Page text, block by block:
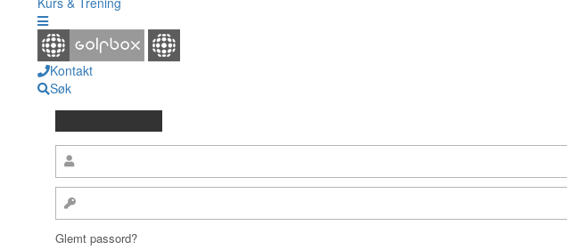
Kontakt
Søk
Glemt passord?